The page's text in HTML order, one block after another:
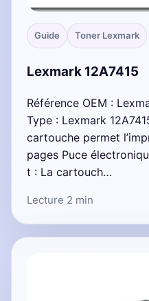
Guide Toner Lexmark
Lexmark 12A7415
Référence OEM :
Type : Lexmark
cartouche permet
pages Puce
t : La cartouch…
Lecture 2 min